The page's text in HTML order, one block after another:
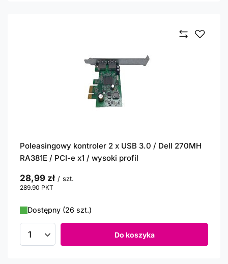
Poleasingowy kontroler 2 x USB 3.0 / Dell 270MH
RA381E / PCI-e x1 / wysoki profil
28,99 zł / szt.
289.90 PKT
Dostępny (26 szt.)
Ilość produktów Do koszyka